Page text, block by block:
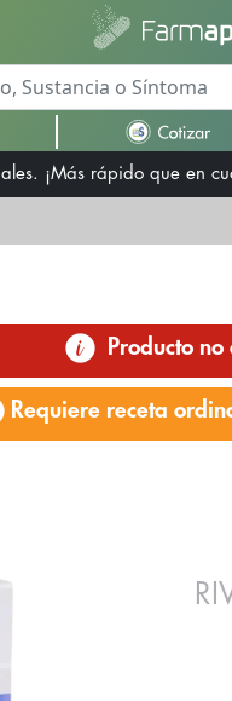
¡Más rápido que en
Producto no
Requiere receta